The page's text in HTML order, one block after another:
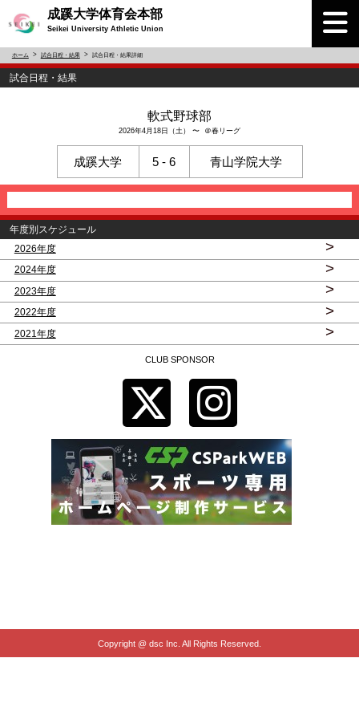
成蹊大学体育会本部
Seikei University Athletic Union
ホーム 試合日程・結果 試合日程・結果詳細
試合日程・結果
軟式野球部
2026年4月18日（土） 〜 ＠春リーグ
成蹊大学 5 - 6 青山学院大学
年度別スケジュール
2026年度
>
2024年度 >
2023年度 >
2022年度 >
2021年度 >
CLUB SPONSOR
Copyright @ dsc Inc. All Rights Reserved.